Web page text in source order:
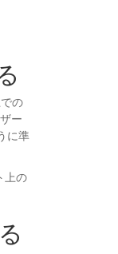
の
ー
に準
上の